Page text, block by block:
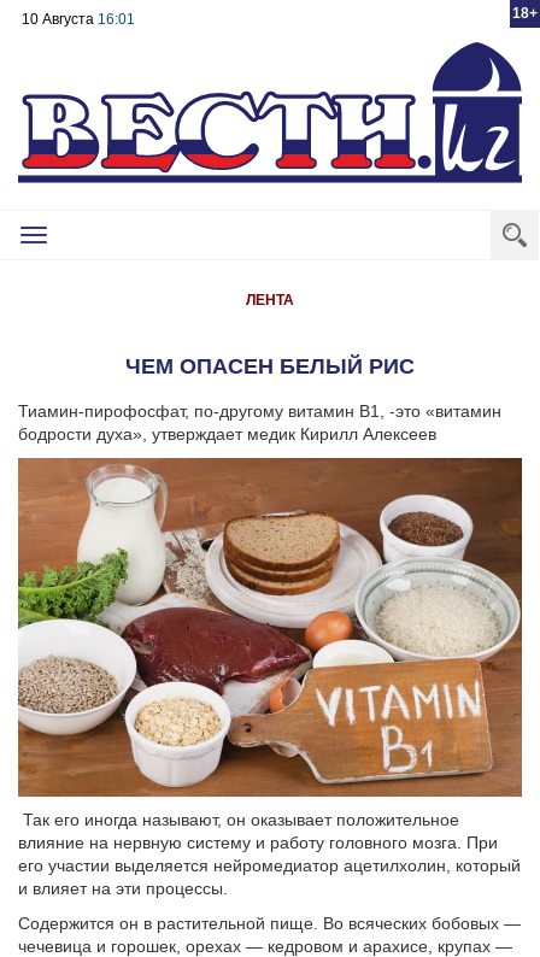
18+
10 Августа 16:01
Toggle
ЛЕНТА
ЧЕМ ОПАСЕН БЕЛЫЙ РИС
Тиамин-пирофосфат, по-другому витамин В1, -это «витамин
бодрости духа», утверждает медик Кирилл Алексеев
Так его иногда называют, он оказывает положительное
влияние на нервную систему и работу головного мозга. При
его участии выделяется нейромедиатор ацетилхолин, который
и влияет на эти процессы.
Содержится он в растительной пище. Во всяческих бобовых —
чечевица и горошек, орехах — кедровом и арахисе, крупах —